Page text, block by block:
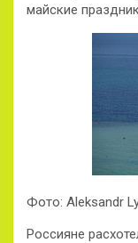
майские
Фото: Aleksandr
Россияне